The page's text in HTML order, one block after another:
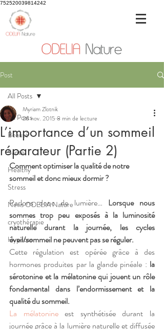
752520039814242
Post
All Posts
Beauté
Santé
Healthy
Stress
News ODELIA Nature
cryothérapie
Hypnose
All Posts
L’importance d’un sommeil
réparateur (Partie 2)
Myriam Zlotnik
26 nov. 2015 8 min de lecture
Comment optimiser la qualité de notre
sommeil et donc mieux dormir ?
Parlons donc de lumière… Lorsque nous
sommes trop peu exposés à la luminosité
naturelle durant la journée, les cycles
éveil/sommeil ne peuvent pas se réguler.
Cette régulation est opérée grâce à des
hormones produites par la glande pinéale : la
sérotonine et la mélatonine qui jouent un rôle
fondamental dans l’endormissement et la
qualité du sommeil.
La mélatonine est synthétisée durant la
journée grâce à la lumière naturelle et diffusée